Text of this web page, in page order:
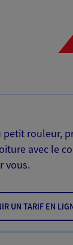
petit rouleur,
avec le
vous.
UN TARIF EN